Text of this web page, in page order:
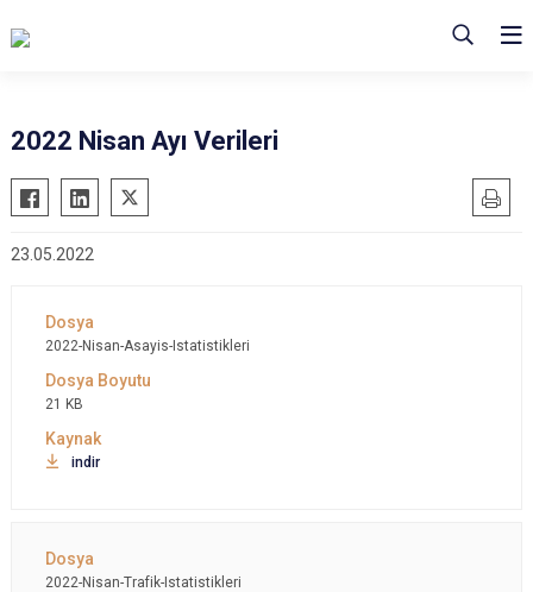
2022 Nisan Ayı Verileri
23.05.2022
2022-Nisan-Asayis-Istatistikleri
21 KB
indir
2022-Nisan-Trafik-Istatistikleri